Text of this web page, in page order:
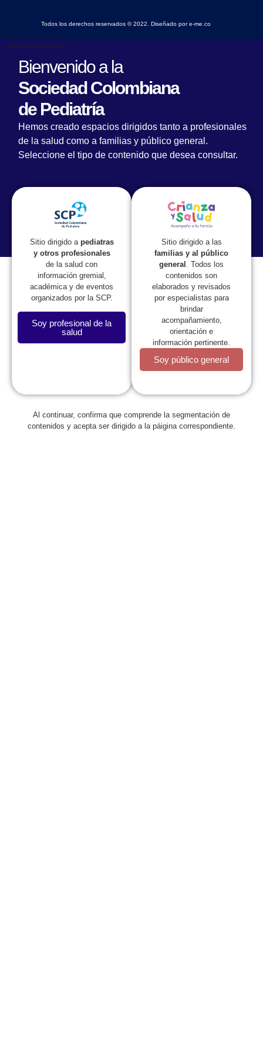
Todos los derechos reservados © 2022. Diseñado por e-me.co
Bienvenido a la
Sociedad Colombiana
de Pediatría
Hemos creado espacios dirigidos tanto a profesionales
de la salud como a familias y público general.
Seleccione el tipo de contenido que desea consultar.
Sitio dirigido a pediatras
y otros profesionales
de la salud con
información gremial,
académica y de eventos
organizados por la SCP.
Soy profesional de la
salud
Sitio dirigido a las
familias y al público
general . Todos los
contenidos son
elaborados y revisados
por especialistas para
brindar
acompañamiento,
orientación e
información pertinente.
Soy público general
Al continuar, confirma que comprende la segmentación de
contenidos y acepta ser dirigido a la páigina correspondiente.